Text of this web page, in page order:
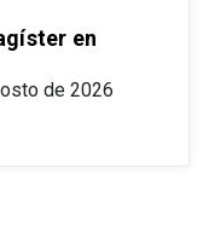
en
de 2026